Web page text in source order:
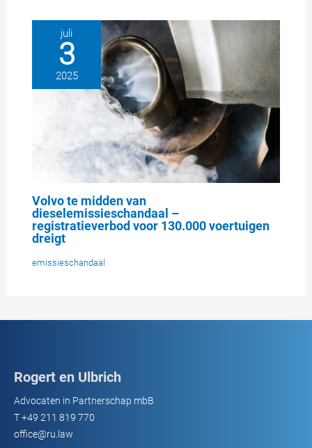
juli
3
2025
Volvo te midden van
dieselemissieschandaal –
registratieverbod voor 130.000 voertuigen
dreigt
emissieschandaal
Rogert en Ulbrich
Advocaten in Partnerschap mbB
T+49 211 819 770
office@ru.law